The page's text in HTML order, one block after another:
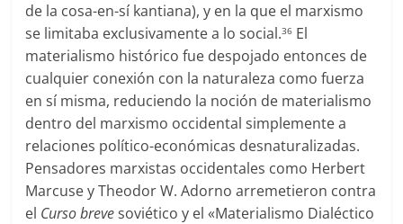
de la cosa-en-sí kantiana), y en la que el marxismo
se limitaba exclusivamente a lo social.36 El
materialismo histórico fue despojado entonces de
cualquier conexión con la naturaleza como fuerza
en sí misma, reduciendo la noción de materialismo
dentro del marxismo occidental simplemente a
relaciones político-económicas desnaturalizadas.
Pensadores marxistas occidentales como Herbert
Marcuse y Theodor W. Adorno arremetieron contra
el Curso brevesoviético y el «Materialismo Dialéctico